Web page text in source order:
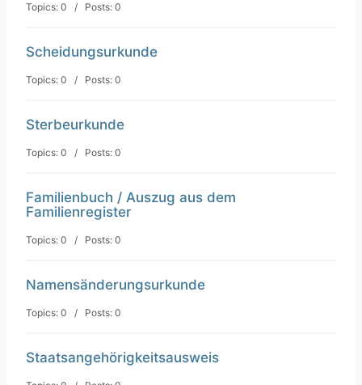
Topics: 0 / Posts: 0
Scheidungsurkunde
Topics: 0 / Posts: 0
Sterbeurkunde
Topics: 0 / Posts: 0
Familienbuch / Auszug aus dem
Familienregister
Topics: 0 / Posts: 0
Namensänderungsurkunde
Topics: 0 / Posts: 0
Staatsangehörigkeitsausweis